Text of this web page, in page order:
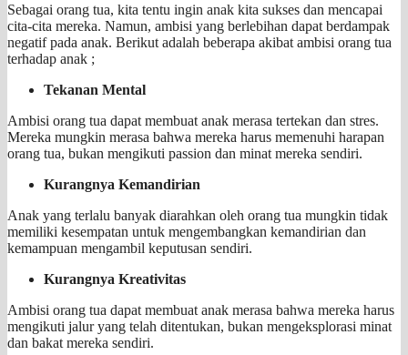
Sebagai orang tua, kita tentu ingin anak kita sukses dan mencapai
cita-cita mereka. Namun, ambisi yang berlebihan dapat berdampak
negatif pada anak. Berikut adalah beberapa akibat ambisi orang tua
terhadap anak ;
Tekanan Mental
Ambisi orang tua dapat membuat anak merasa tertekan dan stres.
Mereka mungkin merasa bahwa mereka harus memenuhi harapan
orang tua, bukan mengikuti passion dan minat mereka sendiri.
Kurangnya Kemandirian
Anak yang terlalu banyak diarahkan oleh orang tua mungkin tidak
memiliki kesempatan untuk mengembangkan kemandirian dan
kemampuan mengambil keputusan sendiri.
Kurangnya Kreativitas
Ambisi orang tua dapat membuat anak merasa bahwa mereka harus
mengikuti jalur yang telah ditentukan, bukan mengeksplorasi minat
dan bakat mereka sendiri.